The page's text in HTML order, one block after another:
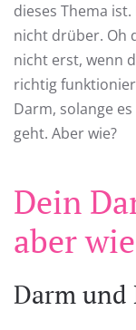
dieses Thema
nicht drüber. Oh
nicht erst, wenn
richtig
Darm, solange
geht. Aber wie?
Dein
aber
Darm und